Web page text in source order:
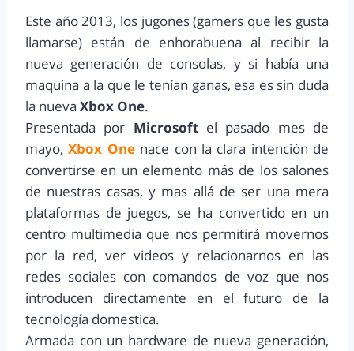
Este año 2013, los jugones (gamers que les gusta
llamarse) están de enhorabuena al recibir la
nueva generación de consolas, y si había una
maquina a la que le tenían ganas, esa es sin duda
la nueva Xbox One.
Presentada por Microsoftel pasado mes de
mayo,Xbox Onenace con la clara intención de
convertirse en un elemento más de los salones
de nuestras casas, y mas allá de ser una mera
plataformas de juegos, se ha convertido en un
centro multimedia que nos permitirá movernos
por la red, ver videos y relacionarnos en las
redes sociales con comandos de voz que nos
introducen directamente en el futuro de la
tecnología domestica.
Armada con un hardware de nueva generación,